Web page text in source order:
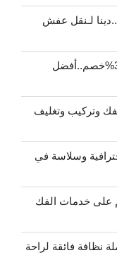
عفش شمال الرياض بخصم 40%..دينا لـنقل عفش
نقل عفش بالرياض باكستاني ومصري بـ33%خصم..أفضل
الأثاث بالرياض بـ40% لفك وتركيب وتغليف
بـ35%خصم احترافية وسلاسة في
100 ريال خصم على خدمات الفك
متكاملة نظافة فائقة لراحة